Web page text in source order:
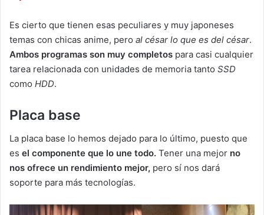
Es cierto que tienen esas peculiares y muy japoneses
temas con chicas anime, pero al césar lo que es del césar.
Ambos programas son muy completos para casi cualquier
tarea relacionada con unidades de memoria tanto SSD
como HDD.
Placa base
La placa base lo hemos dejado para lo último, puesto que
es el componente que lo une todo. Tener una mejor no
nos ofrece un rendimiento mejor, pero sí nos dará
soporte para más tecnologías.